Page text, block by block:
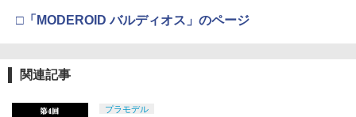
□「MODEROID バルディオス」のページ
関連記事
プラモデル